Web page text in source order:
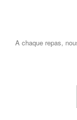
A chaque repas,